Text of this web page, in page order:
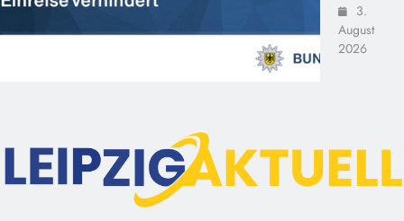
3.
August
2026